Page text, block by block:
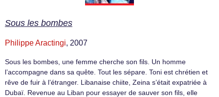
Sous les bombes
Philippe Aractingi, 2007
Sous les bombes, une femme cherche son fils. Un homme
l’accompagne dans sa quête. Tout les sépare. Toni est chrétien et
rêve de fuir à l’étranger. Libanaise chiite, Zeina s’était expatriée à
Dubaï. Revenue au Liban pour essayer de sauver son fils, elle